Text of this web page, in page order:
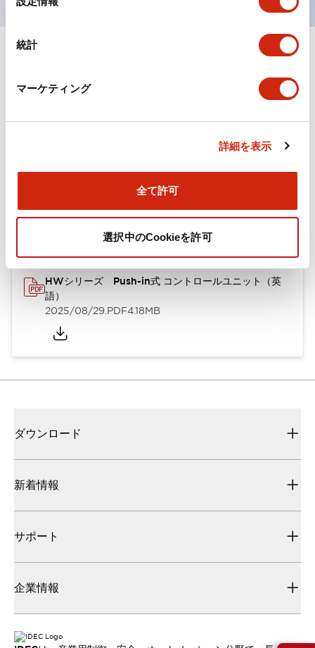
統計
マーケティング
詳細を表示
全て許可
選択中のCookieを許可
HWシリーズ Push-in式 コントロールユニット（日本
HWシリーズ Push-in式 コントロールユニット（英
語）
2025/08/29.PDF4.18MB
ダウンロード
新着情報
サポート
企業情報